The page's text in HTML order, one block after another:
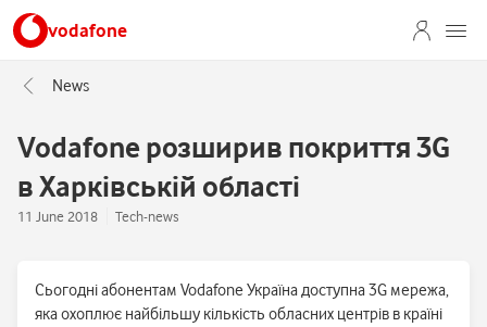
vodafone
News
Vodafone розширив покриття 3G
в Харківській області
11 June 2018 Tech-news
Сьогодні абонентам Vodafone Україна доступна 3G мережа,
яка охоплює найбільшу кількість обласних центрів в країні